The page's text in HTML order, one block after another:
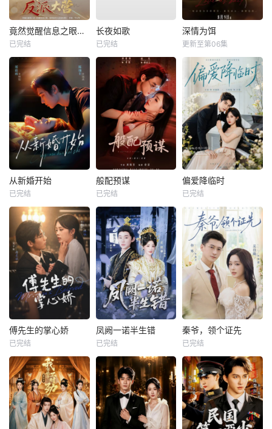
竟然觉醒信息之眼，我转身进入反派大营
已完结
长夜如歌
已完结
深情为饵
更新至第06集
从新婚开始
已完结
般配预谋
已完结
偏爱降临时
已完结
傅先生的掌心娇
已完结
凤阙一诺半生错
已完结
秦爷，领个证先
已完结